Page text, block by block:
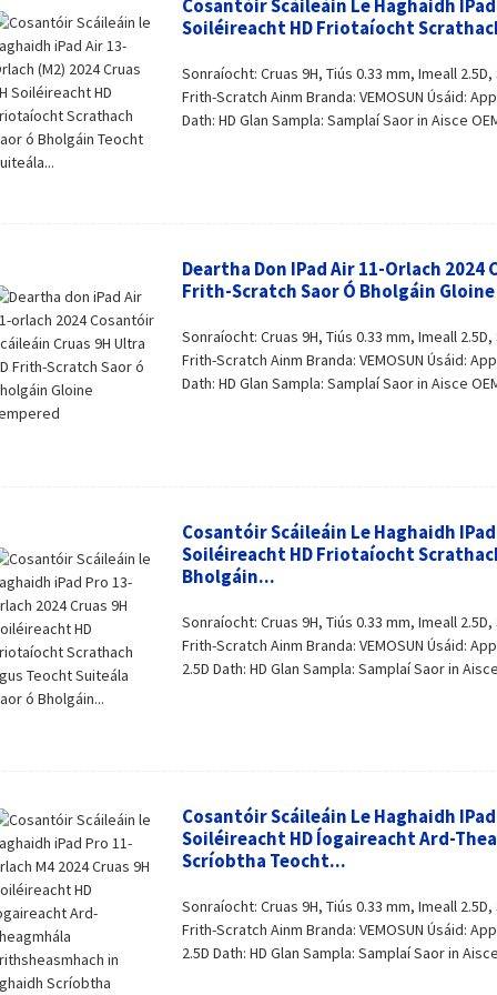
Cosantóir Scáileáin Le Haghaidh
Soiléireacht HD Friotaíocht
Sonraíocht: Cruas 9H, Tiús 0.33 mm, Imeall
Frith-Scratch Ainm Branda: VEMOSUN Úsáid:
Dath: HD Glan Sampla: Samplaí Saor in Aisce
Deartha Don IPad Air 11-Orlach
Frith-Scratch Saor Ó Bholgáin
Sonraíocht: Cruas 9H, Tiús 0.33 mm, Imeall
Frith-Scratch Ainm Branda: VEMOSUN Úsáid:
Dath: HD Glan Sampla: Samplaí Saor in Aisce
Cosantóir Scáileáin Le Haghaidh
Soiléireacht HD Friotaíocht
Bholgáin...
Sonraíocht: Cruas 9H, Tiús 0.33 mm, Imeall
Frith-Scratch Ainm Branda: VEMOSUN Úsáid:
2.5D Dath: HD Glan Sampla: Samplaí Saor in
Cosantóir Scáileáin Le Haghaidh
Soiléireacht HD Íogaireacht Ard-
Scríobtha Teocht...
Sonraíocht: Cruas 9H, Tiús 0.33 mm, Imeall
Frith-Scratch Ainm Branda: VEMOSUN Úsáid:
2.5D Dath: HD Glan Sampla: Samplaí Saor in